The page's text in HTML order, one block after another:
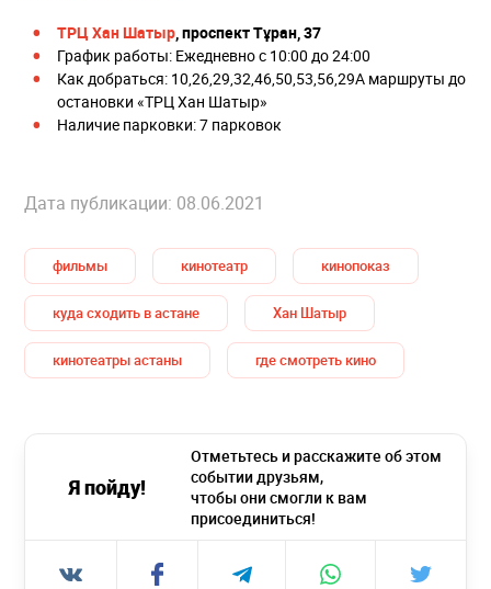
ТРЦ Хан Шатыр, ​проспект Тұран, 37
График работы: Ежедневно с 10:00 до 24:00
Как добраться: 10,26,29,32,46,50,53,56,29А маршруты до
остановки «ТРЦ Хан Шатыр»
Наличие парковки: 7 парковок
Дата публикации: 08.06.2021
фильмы кинотеатр кинопоказ
куда сходить в астане Хан Шатыр
кинотеатры астаны где смотреть кино
Я пойду!
Отметьтесь и расскажите об этом
событии друзьям,
чтобы они смогли к вам
присоединиться!